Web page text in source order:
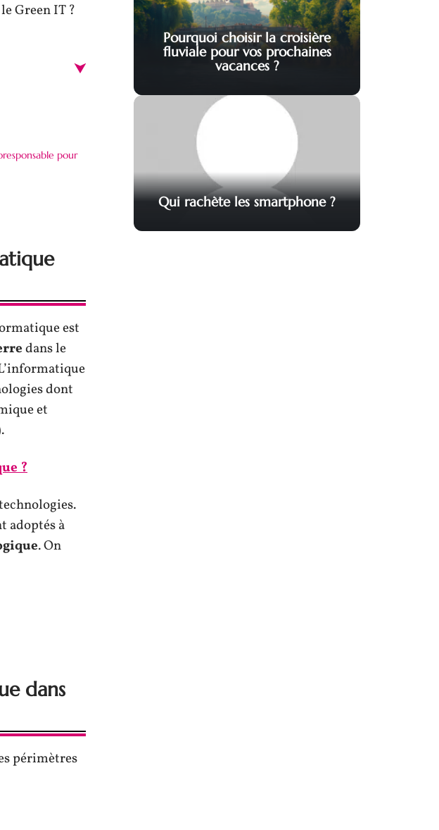
Green IT ?
pour
est
dans le
dont
et
?
adoptés à
. On
dans
périmètres
Pourquoi choisir la croisière
fluviale pour vos prochaines
vacances ?
Qui rachète les smartphone ?